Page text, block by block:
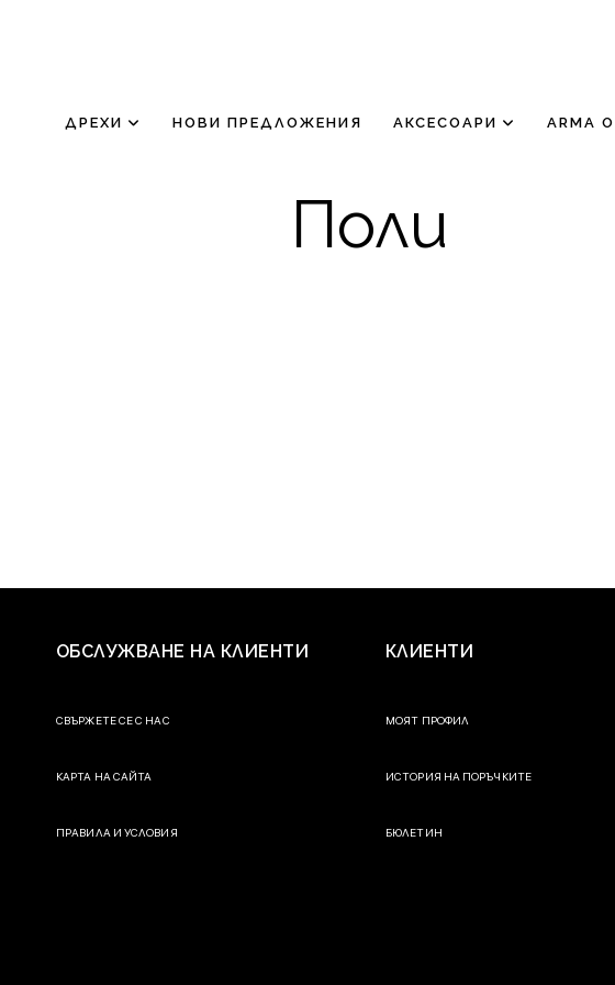
ДРЕХИ НОВИ ПРЕДЛОЖЕНИЯ АКСЕСОАРИ ARMA
Поли
ОБСЛУЖВАНЕ НА КЛИЕНТИ
СВЪРЖЕТЕ СЕ С НАС
КАРТА НА САЙТА
ПРАВИЛА И УСЛОВИЯ
КЛИЕНТИ
МОЯТ ПРОФИЛ
ИСТОРИЯ НА ПОРЪЧКИТЕ
БЮЛЕТИН